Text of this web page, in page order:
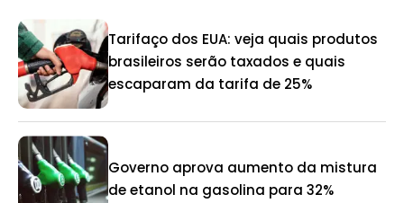
Tarifaço dos EUA: veja quais produtos
brasileiros serão taxados e quais
escaparam da tarifa de 25%
Governo aprova aumento da mistura
de etanol na gasolina para 32%